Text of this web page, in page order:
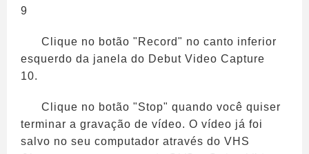
9
Clique no botão "Record" no canto inferior
esquerdo da janela do Debut Video Capture
10.
Clique no botão "Stop" quando você quiser
terminar a gravação de vídeo. O vídeo já foi
salvo no seu computador através do VHS